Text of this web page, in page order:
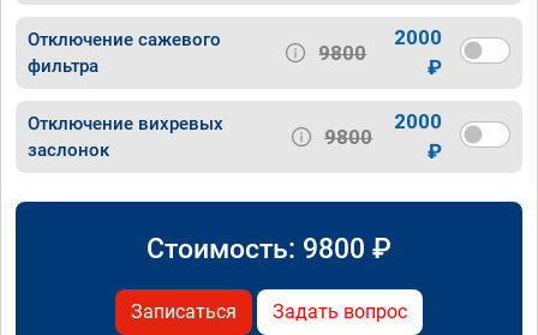
Отключение сажевого
фильтра
9800
2000
₽
Отключение вихревых
заслонок
9800
2000
₽
Стоимость: 9800 ₽
Записаться Задать вопрос